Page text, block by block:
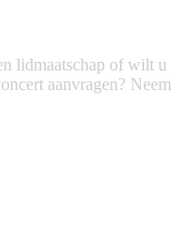
lidmaatschap of wilt u
aanvragen? Neem